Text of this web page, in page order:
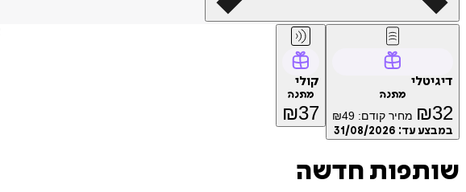
דיגיטלי
מתנה
₪32 מחיר קודם: ₪49
במבצע עד: 31/08/2026
קולי
מתנה
₪37
שותפות חדשה